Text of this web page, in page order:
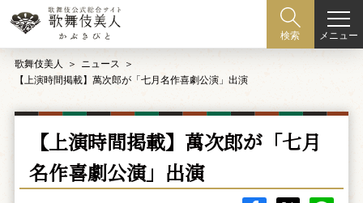
検索 メニュー
歌舞伎美人
ニュース
【上演時間掲載】萬次郎が「七月名作喜劇公演」出演
【上演時間掲載】萬次郎が「七月
名作喜劇公演」出演